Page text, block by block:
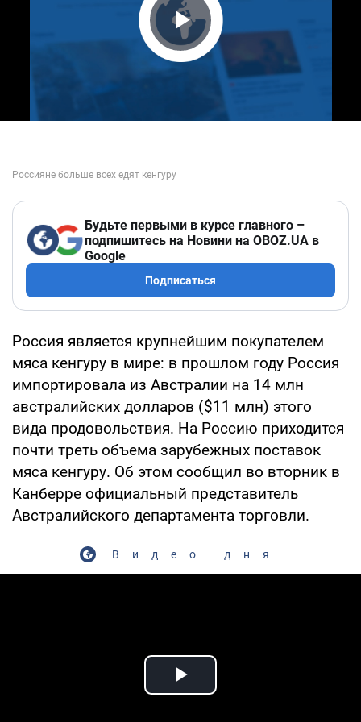
Play Video
Будьте первыми в курсе главного –
подпишитесь на Новини на OBOZ.UA в
Google
Подписаться
Россия является крупнейшим покупателем
мяса кенгуру в мире: в прошлом году Россия
импортировала из Австралии на 14 млн
австралийских долларов ($11 млн) этого
вида продовольствия. На Россию приходится
почти треть объема зарубежных поставок
мяса кенгуру. Об этом сообщил во вторник в
Канберре официальный представитель
Австралийского департамента торговли.
Видео дня
Play Video